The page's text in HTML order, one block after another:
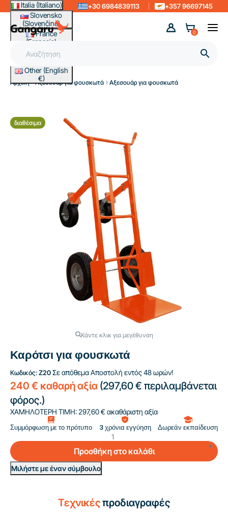
Italia (Italiano)
Slovensko
(Slovenčina)
France
(Français)
Magyarország
(Magyar)
Other (English
€)
+30 6984839113 +357 96697145

0
Αρχική Αξεσουάρ για φουσκωτά Αξεσουάρ για φουσκωτά
διαθέσιμα
Κάντε κλικ για μεγέθυνση
Καρότσι για φουσκωτά
Κωδικός:Z20Σε απόθεμαΑποστολή εντός 48 ωρών!
240 € καθαρή αξία (297,60 € περιλαμβάνεται
φόρος.)
ΧΑΜΗΛΟΤΕΡΗ ΤΙΜΗ:297,60 € ακαθάριστη αξία
Συμμόρφωση με το πρότυπο 3 χρόνια εγγύηση Δωρεάν εκπαίδευση
Προσθήκη στο καλάθι
Μιλήστε με έναν σύμβουλο
Τεχνικέςπροδιαγραφές